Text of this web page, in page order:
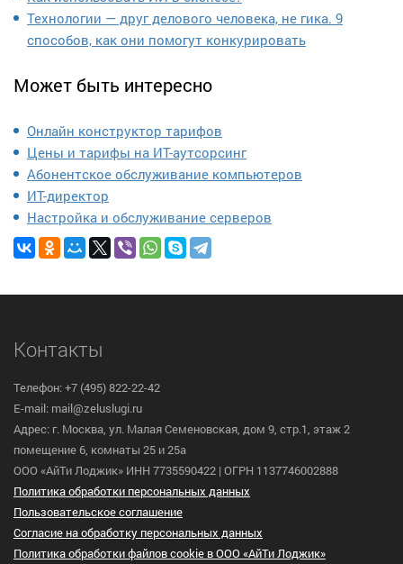
Технологии — друг делового человека, не гика. 9
способов, как они помогут конкурировать
Может быть интересно
Онлайн конструктор тарифов
Цены и тарифы на ИТ-аутсорсинг
Абонентское обслуживание компьютеров
ИТ-директор
Настройка и обслуживание серверов
Контакты
Телефон: +7 (495) 822-22-42
E-mail: mail@zeluslugi.ru
Адрес: г. Москва, ул. Малая Семеновская, дом 9, стр.1, этаж 2
помещение 6, комнаты 25 и 25а
ООО «АйТи Лоджик» ИНН 7735590422 | ОГРН 1137746002888
Политика обработки персональных данных
Пользовательское cоглашение
Согласие на обработку персональных данных
Политика обработки файлов cookie в ООО «АйТи Лоджик»